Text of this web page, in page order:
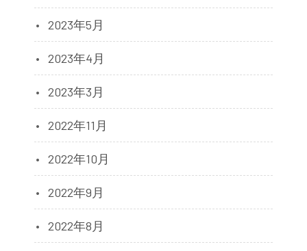
2023年5月
2023年4月
2023年3月
2022年11月
2022年10月
2022年9月
2022年8月